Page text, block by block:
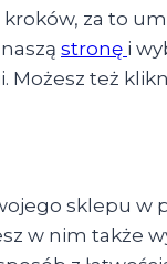
za to
stronę i
Możesz też
sklepu w
w nim także